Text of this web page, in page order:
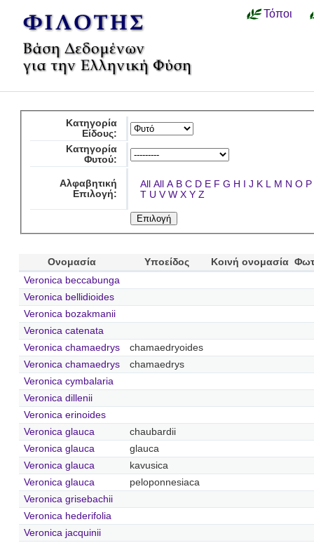
Τόποι
Κατηγορία
Είδους:
Κατηγορία
Φυτού:
Αλφαβητική
Επιλογή:
All All A B C D E F G H I J K L M N O P
T U V W X Y Z
Ονομασία Υποείδος Κοινή ονομασία
Veronica beccabunga
Veronica bellidioides
Veronica bozakmanii
Veronica catenata
Veronica chamaedrys
chamaedryoides
Veronica chamaedrys
chamaedrys
Veronica cymbalaria
Veronica dillenii
Veronica erinoides
Veronica glauca
chaubardii
Veronica glauca
glauca
Veronica glauca
kavusica
Veronica glauca
peloponnesiaca
Veronica grisebachii
Veronica hederifolia
Veronica jacquinii